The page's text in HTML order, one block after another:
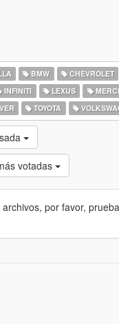
BMW CHEVROLET
INFINITI LEXUS
TOYOTA
votadas
por favor,